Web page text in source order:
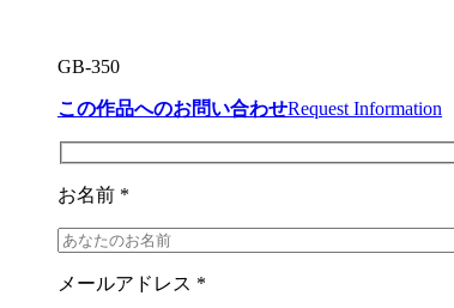
GB-350
この作品へのお問い合わせRequest Information
お名前 *
メールアドレス *